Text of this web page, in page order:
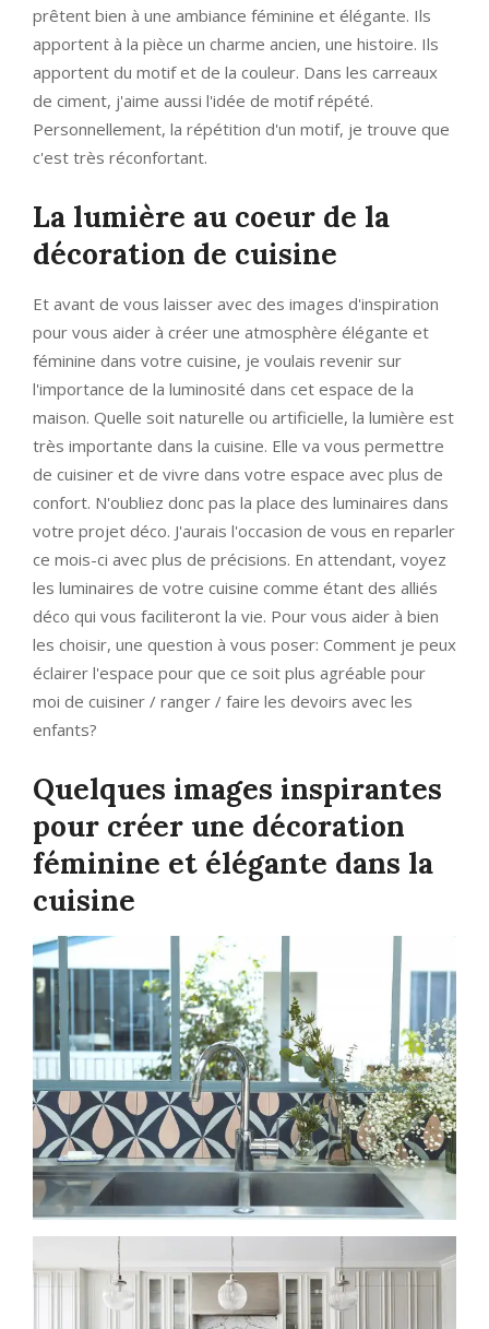
prêtent bien à une ambiance féminine et élégante. Ils
apportent à la pièce un charme ancien, une histoire. Ils
apportent du motif et de la couleur. Dans les carreaux
de ciment, j'aime aussi l'idée de motif répété.
Personnellement, la répétition d'un motif, je trouve que
c'est très réconfortant.
La lumière au coeur de la
décoration de cuisine
Et avant de vous laisser avec des images d'inspiration
pour vous aider à créer une atmosphère élégante et
féminine dans votre cuisine, je voulais revenir sur
l'importance de la luminosité dans cet espace de la
maison. Quelle soit naturelle ou artificielle, la lumière est
très importante dans la cuisine. Elle va vous permettre
de cuisiner et de vivre dans votre espace avec plus de
confort. N'oubliez donc pas la place des luminaires dans
votre projet déco. J'aurais l'occasion de vous en reparler
ce mois-ci avec plus de précisions. En attendant, voyez
les luminaires de votre cuisine comme étant des alliés
déco qui vous faciliteront la vie. Pour vous aider à bien
les choisir, une question à vous poser: Comment je peux
éclairer l'espace pour que ce soit plus agréable pour
moi de cuisiner / ranger / faire les devoirs avec les
enfants?
Quelques images inspirantes
pour créer une décoration
féminine et élégante dans la
cuisine